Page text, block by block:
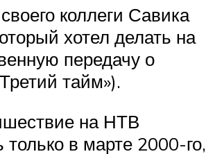
коллеги Савика
хотел делать на
передачу о
тайм»).
на НТВ
только в марте 2000-го,